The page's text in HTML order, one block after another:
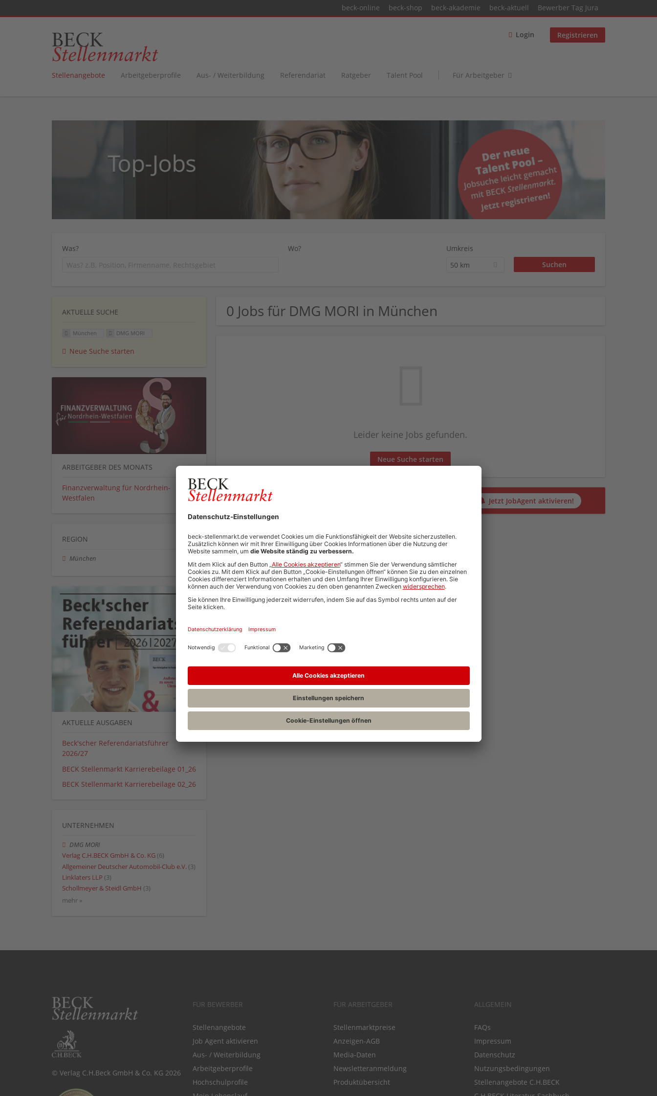
beck-online beck-shop beck-akademie beck-aktuell Bewerber Tag Jura
Login Registrieren
Stellenangebote Arbeitgeberprofile Aus- / Weiterbildung Referendariat Ratgeber Talent Pool Für Arbeitgeber
Was? Wo?
Umkreis
50 km
0 Jobs für DMG MORI in München
Leider keine Jobs gefunden.
Neue Suche starten
Automatisch neue Jobs und Karriere-Updates per E-Mail erhalten? Jetzt JobAgent aktivieren!
AKTUELLE SUCHE
München DMG MORI
Neue Suche starten
ARBEITGEBER DES MONATS
Finanzverwaltung für Nordrhein-
Westfalen
REGION
München
AKTUELLE AUSGABEN
Beck'scher Referendariatsführer
2026/27
BECK Stellenmarkt Karrierebeilage 01_26
BECK Stellenmarkt Karrierebeilage 02_26
UNTERNEHMEN
DMG MORI
Verlag C.H.BECK GmbH & Co. KG (6)
Allgemeiner Deutscher Automobil-Club e.V. (3)
Linklaters LLP (3)
Schollmeyer & Steidl GmbH (3)
mehr »
© Verlag C.H.Beck GmbH & Co. KG 2026
FÜR BEWERBER
Stellenangebote
Job Agent aktivieren
Aus- / Weiterbildung
Arbeitgeberprofile
Hochschulprofile
FÜR ARBEITGEBER
Stellenmarktpreise
Anzeigen-AGB
Media-Daten
Newsletteranmeldung
Produktübersicht
ALLGEMEIN
FAQs
Impressum
Datenschutz
Nutzungsbedingungen
Stellenangebote C.H.BECK